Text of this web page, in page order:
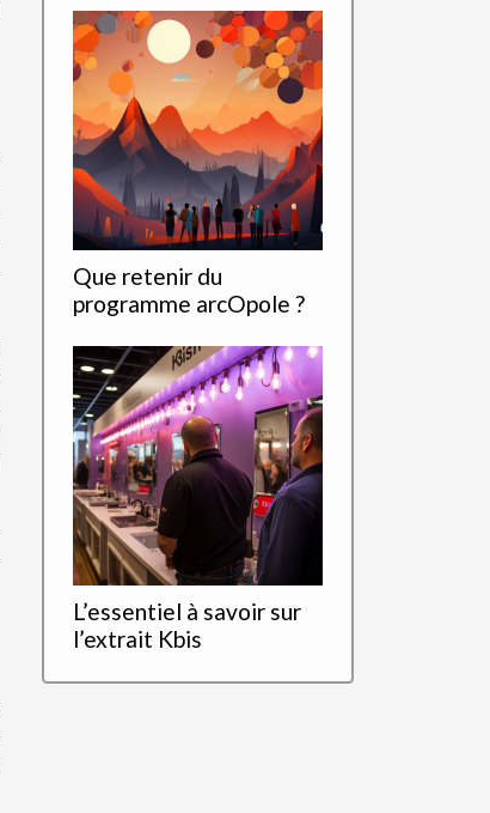
Que retenir du
programme arcOpole ?
L’essentiel à savoir sur
l’extrait Kbis